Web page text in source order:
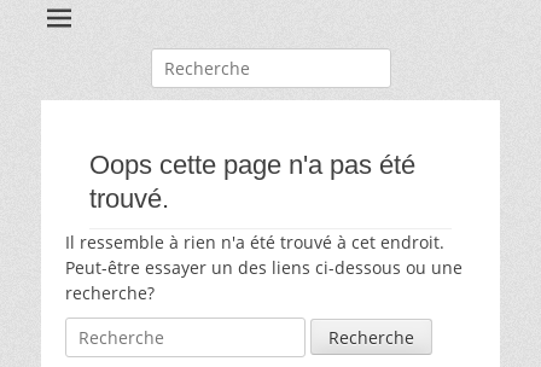
Recherche
pour:
Oops cette page n'a pas été
trouvé.
Il ressemble à rien n'a été trouvé à cet endroit.
Peut-être essayer un des liens ci-dessous ou une
recherche?
Recherche
pour: